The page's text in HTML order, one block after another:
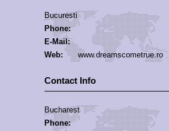
Bucuresti
Phone:
E-Mail:
Web:
www.dreamscometrue.ro
Contact Info
Bucharest
Phone: